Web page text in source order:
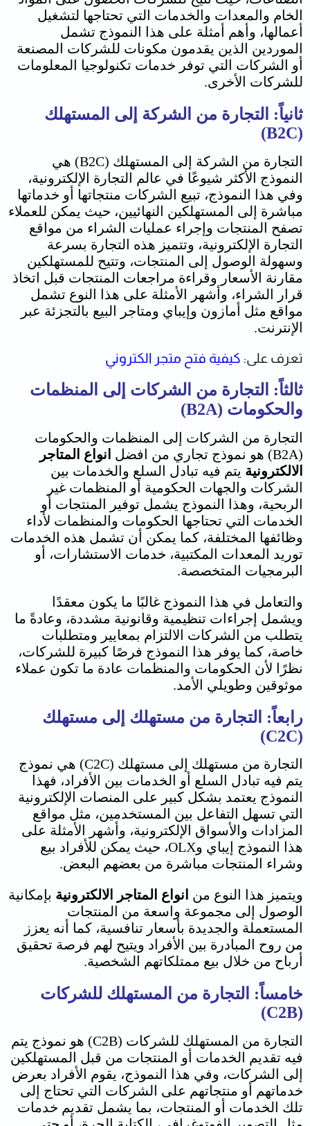
الخام والمعدات والخدمات التي تحتاجها لتشغيل
أعمالها، وأهم أمثلة على هذا النموذج تشمل
الموردين الذين يقدمون مكونات للشركات المصنعة
أو الشركات التي توفر خدمات تكنولوجيا المعلومات
للشركات الأخرى.
ثانياً: التجارة من الشركة إلى المستهلك
(B2C)
التجارة من الشركة إلى المستهلك (B2C) هي
النموذج الأكثر شيوعًا في عالم التجارة الإلكترونية،
وفي هذا النموذج، تبيع الشركات منتجاتها أو خدماتها
مباشرة إلى المستهلكين النهائيين، حيث يمكن للعملاء
تصفح المنتجات وإجراء عمليات الشراء من مواقع
التجارة الإلكترونية، وتتميز هذه التجارة بسرعة
وسهولة الوصول إلى المنتجات، وتتيح للمستهلكين
مقارنة الأسعار وقراءة مراجعات المنتجات قبل اتخاذ
قرار الشراء، وأشهر الأمثلة على هذا النوع تشمل
مواقع مثل أمازون وإيباي ومتاجر البيع بالتجزئة عبر
الإنترنت.
تعرف على: كيفية فتح متجر الكتروني
ثالثاً: التجارة من الشركات إلى المنظمات
والحكومات (B2A)
التجارة من الشركات إلى المنظمات والحكومات
(B2A) هو نموذج تجاري من افضل
انواع المتاجر
الالكترونية يتم فيه تبادل السلع والخدمات بين
الشركات والجهات الحكومية أو المنظمات غير
الربحية، وهذا النموذج يشمل توفير المنتجات أو
الخدمات التي تحتاجها الحكومات والمنظمات لأداء
وظائفها المختلفة، كما يمكن أن تشمل هذه الخدمات
توريد المعدات المكتبية، خدمات الاستشارات، أو
البرمجيات المتخصصة.
والتعامل في هذا النموذج غالبًا ما يكون معقدًا
ويشمل إجراءات تنظيمية وقانونية مشددة، وعادةً ما
يتطلب من الشركات الالتزام بمعايير ومتطلبات
خاصة، كما يوفر هذا النموذج فرصًا كبيرة للشركات،
نظرًا لأن الحكومات والمنظمات عادة ما تكون عملاء
موثوقين وطويلي الأمد.
رابعاً: التجارة من مستهلك إلى مستهلك
(C2C)
التجارة من مستهلك إلى مستهلك (C2C) هي نموذج
يتم فيه تبادل السلع أو الخدمات بين الأفراد، فهذا
النموذج يعتمد بشكل كبير على المنصات الإلكترونية
التي تسهل التفاعل بين المستخدمين، مثل مواقع
المزادات والأسواق الإلكترونية، وأشهر الأمثلة على
هذا النموذج إيباي وOLX، حيث يمكن للأفراد بيع
وشراء المنتجات مباشرة من بعضهم البعض.
ويتميز هذا النوع من انواع المتاجر الالكترونية بإمكانية
الوصول إلى مجموعة واسعة من المنتجات
المستعملة والجديدة بأسعار تنافسية، كما أنه يعزز
من روح المبادرة بين الأفراد ويتيح لهم فرصة تحقيق
أرباح من خلال بيع ممتلكاتهم الشخصية.
خامساً: التجارة من المستهلك للشركات
(C2B)
التجارة من المستهلك للشركات (C2B) هو نموذج يتم
فيه تقديم الخدمات أو المنتجات من قبل المستهلكين
إلى الشركات، وفي هذا النموذج، يقوم الأفراد بعرض
خدماتهم أو منتجاتهم على الشركات التي تحتاج إلى
تلك الخدمات أو المنتجات، بما يشمل تقديم خدمات